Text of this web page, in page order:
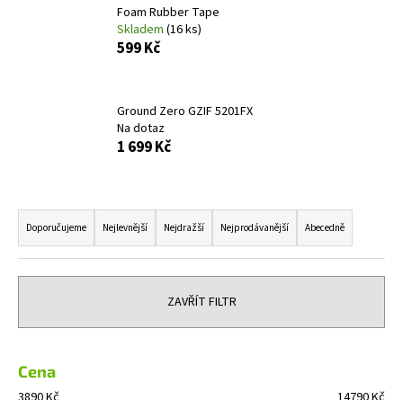
Foam Rubber Tape
Skladem (16 ks)
599 Kč
Ground Zero GZIF 5201FX
Na dotaz
1 699 Kč
Ř
a
z
e
í
r
o
Doporučujeme Nejlevnější Nejdražší Nejprodávanější Abecedně
ZAVŘÍT FILTR
Cena
HLEDAT
D
p
r
u